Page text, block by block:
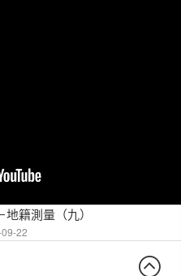
籍測量（九）
22